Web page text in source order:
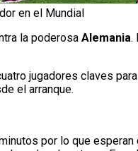
en el Mundial
la poderosa Alemania.
jugadores claves
el arranque.
por lo que